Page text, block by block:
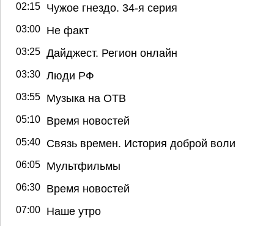
02:15 Чужое гнездо. 34-я серия
03:00 Не факт
03:25 Дайджест. Регион онлайн
03:30 Люди РФ
03:55 Музыка на ОТВ
05:10 Время новостей
05:40 Связь времен. История доброй воли
06:05 Мультфильмы
06:30 Время новостей
07:00 Наше утро